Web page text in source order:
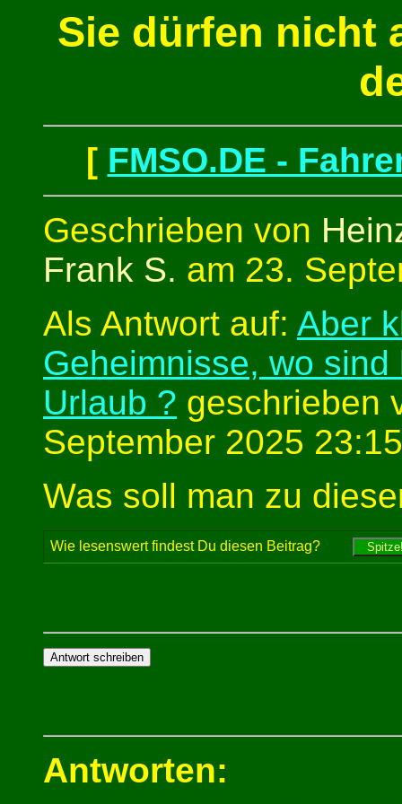
Sie dürfen nicht
[ FMSO.DE -
Geschrieben von
Frank S. am 23.
Als Antwort auf: Aber
Geheimnisse, wo
Urlaub ? geschrieben
September 2025
Was soll man zu
Wie lesenswert findest Du diesen Beitrag?
Antworten: